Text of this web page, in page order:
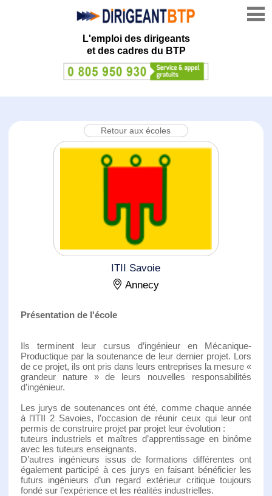
L'emploi des dirigeants
et des cadres du BTP
Retour aux écoles
ITII Savoie
Annecy
Présentation de l'école
Ils terminent leur cursus d’ingénieur en Mécanique-
Productique par la soutenance de leur dernier projet. Lors
de ce projet, ils ont pris dans leurs entreprises la mesure «
grandeur nature » de leurs nouvelles responsabilités
d’ingénieur.
Les jurys de soutenances ont été, comme chaque année
à l’ITII 2 Savoies, l’occasion de réunir ceux qui leur ont
permis de construire projet par projet leur évolution :
tuteurs industriels et maîtres d’apprentissage en binôme
avec les tuteurs enseignants.
D’autres ingénieurs issus de formations différentes ont
également participé à ces jurys en faisant bénéficier les
futurs ingénieurs d’un regard extérieur critique toujours
fondé sur l’expérience et les réalités industrielles.